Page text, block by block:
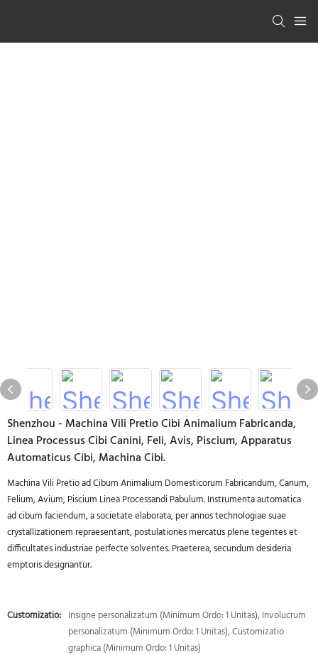
Shenzhou - Machina Vili Pretio Cibi Animalium Fabricanda,
Linea Processus Cibi Canini, Feli, Avis, Piscium, Apparatus
Automaticus Cibi, Machina Cibi.
Machina Vili Pretio ad Cibum Animalium Domesticorum Fabricandum, Canum,
Felium, Avium, Piscium Linea Processandi Pabulum. Instrumenta automatica
ad cibum faciendum, a societate elaborata, per annos technologiae suae
crystallizationem repraesentant, postulationes mercatus plene tegentes et
difficultates industriae perfecte solventes. Praeterea, secundum desideria
emptoris designantur.
Customizatio: Insigne personalizatum (Minimum Ordo: 1 Unitas), Involucrum
personalizatum (Minimum Ordo: 1 Unitas), Customizatio
graphica (Minimum Ordo: 1 Unitas)